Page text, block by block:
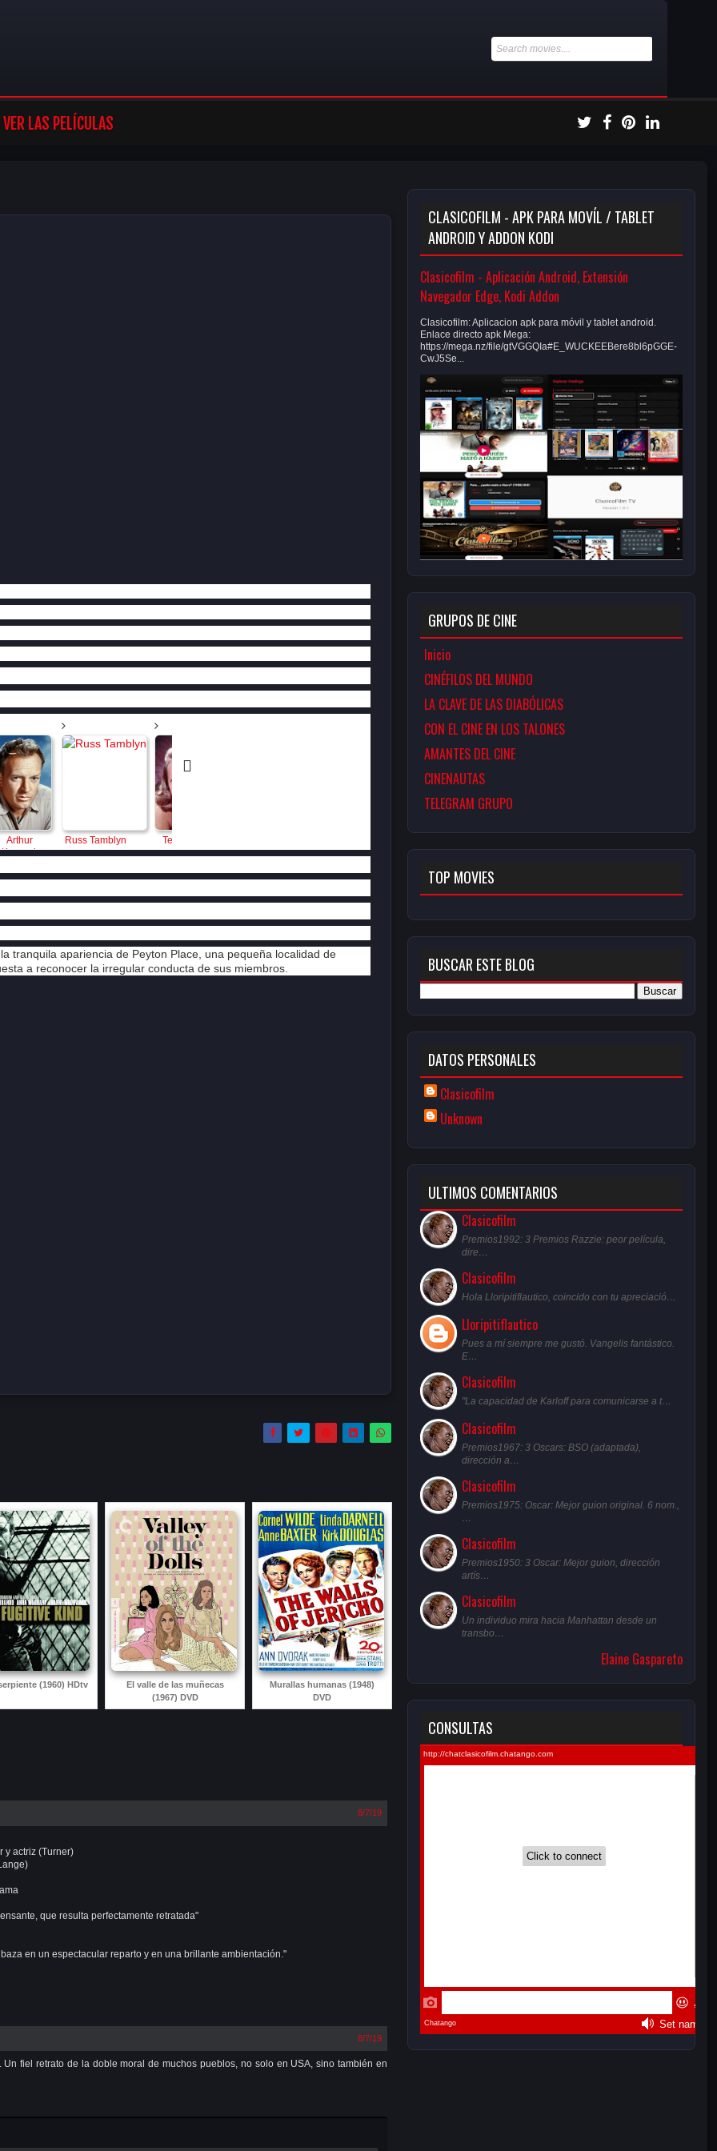
LAS PELÍCULAS
Arthur
Kennedy
Russ Tamblyn Terry Moore
Dunnock
tranquila apariencia de Peyton Place, una pequeña localidad de
a reconocer la irregular conducta de sus miembros.
(1960) HDtv
El valle de las muñecas
(1967) DVD
Murallas humanas (1948)
DVD
8/7/19
y actriz (Turner)
que resulta perfectamente retratada"
en un espectacular reparto y en una brillante ambientación."
8/7/19
fiel retrato de la doble moral de muchos pueblos, no solo en USA, sino también en
CLASICOFILM - APK PARA MOVÍL / TABLET
ANDROID Y ADDON KODI
Clasicofilm - Aplicación Android, Extensión
Navegador Edge, Kodi Addon
Clasicofilm: Aplicacion apk para móvil y tablet android.
Enlace directo apk Mega:
https://mega.nz/file/gtVGGQIa#E_WUCKEEBere8bl6pGGE-
CwJ5Se...
GRUPOS DE CINE
Inicio
CINÉFILOS DEL MUNDO
LA CLAVE DE LAS DIABÓLICAS
CON EL CINE EN LOS TALONES
AMANTES DEL CINE
CINENAUTAS
TELEGRAM GRUPO
TOP MOVIES
BUSCAR ESTE BLOG
DATOS PERSONALES
Clasicofilm
Unknown
ULTIMOS COMENTARIOS
Clasicofilm
Premios1992: 3 Premios Razzie: peor película,
dire…
Clasicofilm
Hola Lloripitiflautico, coincido con tu apreciació…
Lloripitiflautico
Pues a mí siempre me gustó. Vangelis fantástico.
E…
Clasicofilm
"La capacidad de Karloff para comunicarse a t…
Clasicofilm
Premios1967: 3 Oscars: BSO (adaptada),
dirección a…
Clasicofilm
Premios1975: Oscar: Mejor guion original. 6 nom.,
Clasicofilm
Premios1950: 3 Oscar: Mejor guion, dirección
artís…
Clasicofilm
Un individuo mira hacia Manhattan desde un
transbo…
Elaine Gaspareto
CONSULTAS